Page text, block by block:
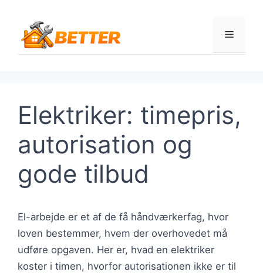
indhold
Menu
Elektriker: timepris,
autorisation og
gode tilbud
El-arbejde er et af de få håndværkerfag, hvor
loven bestemmer, hvem der overhovedet må
udføre opgaven. Her er, hvad en elektriker
koster i timen, hvorfor autorisationen ikke er til